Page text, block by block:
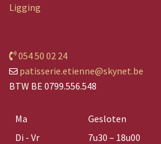
Ligging
054 50 02 24
patisserie.etienne@skynet.be
BTW BE 0799.556.548
Ma
Gesloten
Di - Vr
7u30 – 18u00